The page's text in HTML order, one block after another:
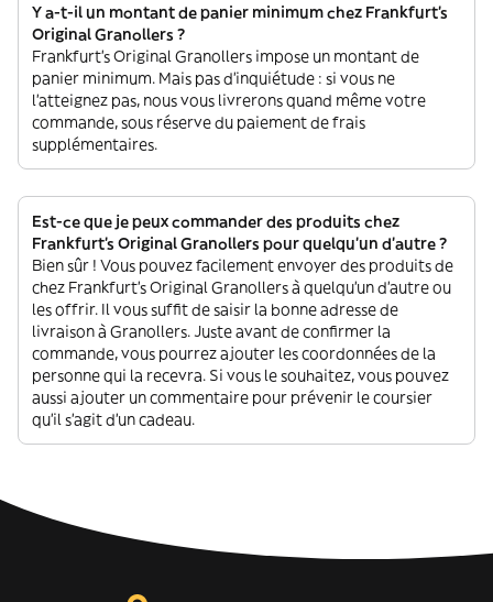
Y a-t-il un montant de panier minimum chez Frankfurt's
Original Granollers ?
Frankfurt's Original Granollers impose un montant de
panier minimum. Mais pas d'inquiétude : si vous ne
l'atteignez pas, nous vous livrerons quand même votre
commande, sous réserve du paiement de frais
supplémentaires.
Est-ce que je peux commander des produits chez
Frankfurt's Original Granollers pour quelqu'un d'autre ?
Bien sûr ! Vous pouvez facilement envoyer des produits de
chez Frankfurt's Original Granollers à quelqu'un d'autre ou
les offrir. Il vous suffit de saisir la bonne adresse de
livraison à Granollers. Juste avant de confirmer la
commande, vous pourrez ajouter les coordonnées de la
personne qui la recevra. Si vous le souhaitez, vous pouvez
aussi ajouter un commentaire pour prévenir le coursier
qu'il s'agit d'un cadeau.